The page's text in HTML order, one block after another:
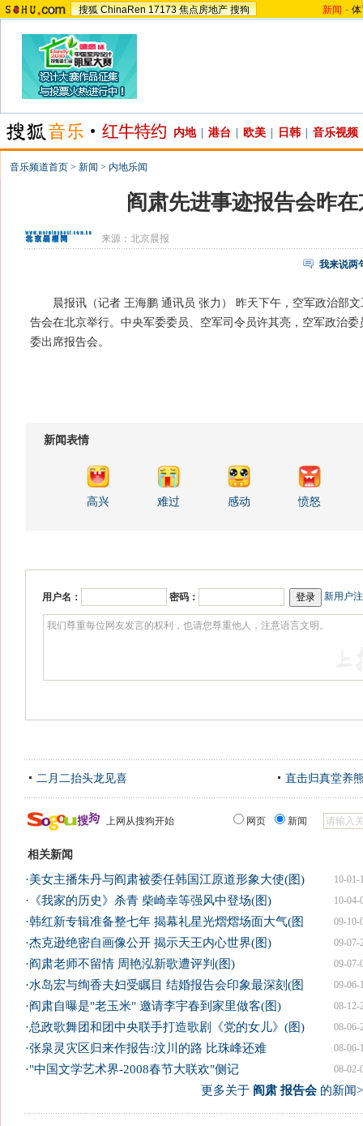
搜狐 ChinaRen 17173 焦点房地产 搜狗 新闻 -
内地 港台 欧美 日韩 音乐视频
音乐频道首页 > 新闻 > 内地乐闻
阎肃先进事迹报告会昨
来源： 北京晨报
我来说两
晨报讯（记者 王海鹏 通讯员 张力） 昨天下午，空军政治部文
告会在北京举行。中央军委委员、空军司令员许其亮，空军政治
委出席报告会。
新闻表情
高兴 难过 感动 愤怒
用户名： 密码： 新用户
二月二抬头龙见喜 直击归真堂养
上网从搜狗开始 网页 新闻
相关新闻
10-01-
·美女主播朱丹与阎肃被委任韩国江原道形象大使(图)
10-04-
· 《我家的历史》杀青 柴崎幸等强风中登场(图)
09-10-
·韩红新专辑准备整七年 揭幕礼星光熠熠场面大气(图
09-07-
·杰克逊绝密自画像公开 揭示天王内心世界(图)
09-07-
·阎肃老师不留情 周艳泓新歌遭评判(图)
09-06-
·水岛宏与绚香夫妇受瞩目 结婚报告会印象最深刻(图
08-12-
·阎肃自曝是"老玉米" 邀请李宇春到家里做客(图)
08-06-
·总政歌舞团和团中央联手打造歌剧《党的女儿》(图)
08-06-
·张泉灵灾区归来作报告:汶川的路 比珠峰还难
08-02-
·"中国文学艺术界-2008春节大联欢"侧记
更多关于 阎肃 报告会的新闻